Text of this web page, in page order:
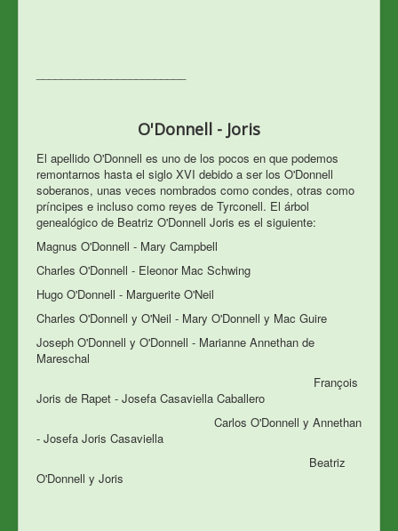
O'Donnell - Joris
El apellido O'Donnell es uno de los pocos en que podemos
remontarnos hasta el siglo XVI debido a ser los O'Donnell
soberanos, unas veces nombrados como condes, otras como
príncipes e incluso como reyes de Tyrconell. El árbol
genealógico de Beatriz O'Donnell Joris es el siguiente:
Magnus O'Donnell - Mary Campbell
Charles O'Donnell - Eleonor Mac Schwing
Hugo O'Donnell - Marguerite O'Neil
Charles O'Donnell y O'Neil - Mary O'Donnell y Mac Guire
Joseph O'Donnell y O'Donnell - Marianne Annethan de
Mareschal
François
Joris de Rapet - Josefa Casaviella Caballero
Carlos O'Donnell y Annethan
- Josefa Joris Casaviella
Beatriz
O'Donnell y Joris